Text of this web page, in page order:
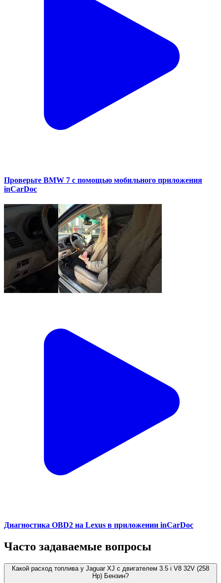
Проверьте BMW 7 с помощью мобильного приложения
inCarDoc
Диагностика OBD2 на Lexus в приложении inCarDoc
Часто задаваемые вопросы
Какой расход топлива у Jaguar XJ с двигателем 3.5 i V8 32V (258
Hp) Бензин?